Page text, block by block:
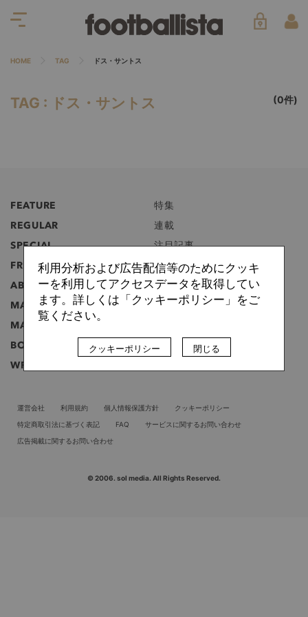
HOME TAG ドス・サントス
TAG : ドス・サントス (0件)
FEATURE
特集
REGULAR
連載
SPECIAL
注目記事
FREE
無料記事
ABOUT
フットボリスタとは？
MANIFEST
マニフェスト
MAGAZINE
BOOK
書籍
WRITER
運営会社 利用規約 個人情報保護方針
クッキーポリシー
特定商取引法に基づく表記
FAQ
サービスに関するお問い合わせ
広告掲載に関するお問い合わせ
© 2006. sol media. All Rights Reserved.
利用分析および広告配信等のためにクッキ
ーを利用してアクセスデータを取得してい
ます。詳しくは「クッキーポリシー」をご
覧ください。
クッキーポリシー 閉じる